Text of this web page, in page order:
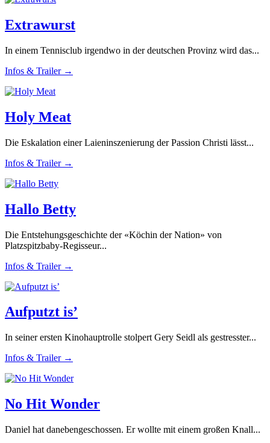
Extrawurst
In einem Tennisclub irgendwo in der deutschen Provinz wird das...
Infos & Trailer →
Holy Meat
Die Eskalation einer Laieninszenierung der Passion Christi lässt...
Infos & Trailer →
Hallo Betty
Die Entstehungsgeschichte der «Köchin der Nation» von
Platzspitzbaby-Regisseur...
Infos & Trailer →
Aufputzt is’
In seiner ersten Kinohauptrolle stolpert Gery Seidl als gestresster...
Infos & Trailer →
No Hit Wonder
Daniel hat danebengeschossen. Er wollte mit einem großen Knall...